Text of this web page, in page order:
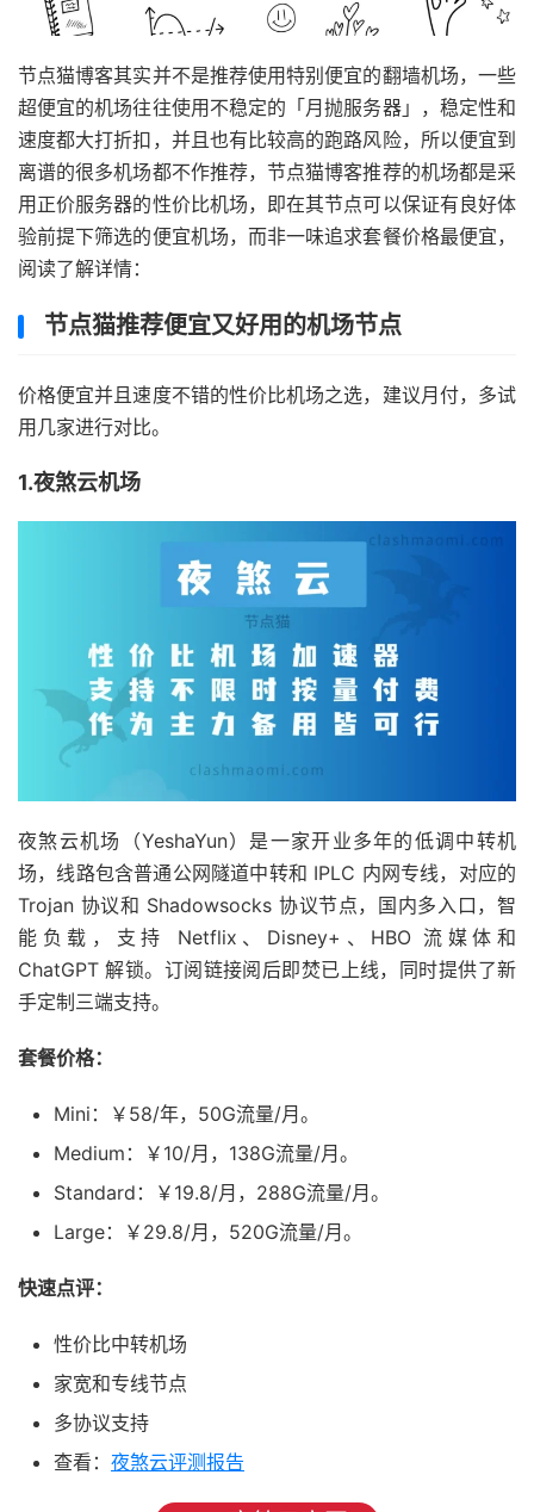
节点猫博客其实并不是推荐使用特别便宜的翻墙机场，一些
超便宜的机场往往使用不稳定的「月抛服务器」，稳定性和
速度都大打折扣，并且也有比较高的跑路风险，所以便宜到
离谱的很多机场都不作推荐，节点猫博客推荐的机场都是采
用正价服务器的性价比机场，即在其节点可以保证有良好体
验前提下筛选的便宜机场，而非一味追求套餐价格最便宜，
阅读了解详情：
节点猫推荐便宜又好用的机场节点
价格便宜并且速度不错的性价比机场之选，建议月付，多试
用几家进行对比。
1.夜煞云机场
夜煞云机场（YeshaYun）是一家开业多年的低调中转机
场，线路包含普通公网隧道中转和 IPLC 内网专线，对应的
Trojan 协议和 Shadowsocks 协议节点，国内多入口，智
能负载，支持 Netflix、Disney+、HBO 流媒体和
ChatGPT 解锁。订阅链接阅后即焚已上线，同时提供了新
手定制三端支持。
套餐价格：
Mini：￥58/年，50G流量/月。
Medium：￥10/月，138G流量/月。
Standard：￥19.8/月，288G流量/月。
Large：￥29.8/月，520G流量/月。
快速点评：
性价比中转机场
家宽和专线节点
多协议支持
查看： 夜煞云评测报告